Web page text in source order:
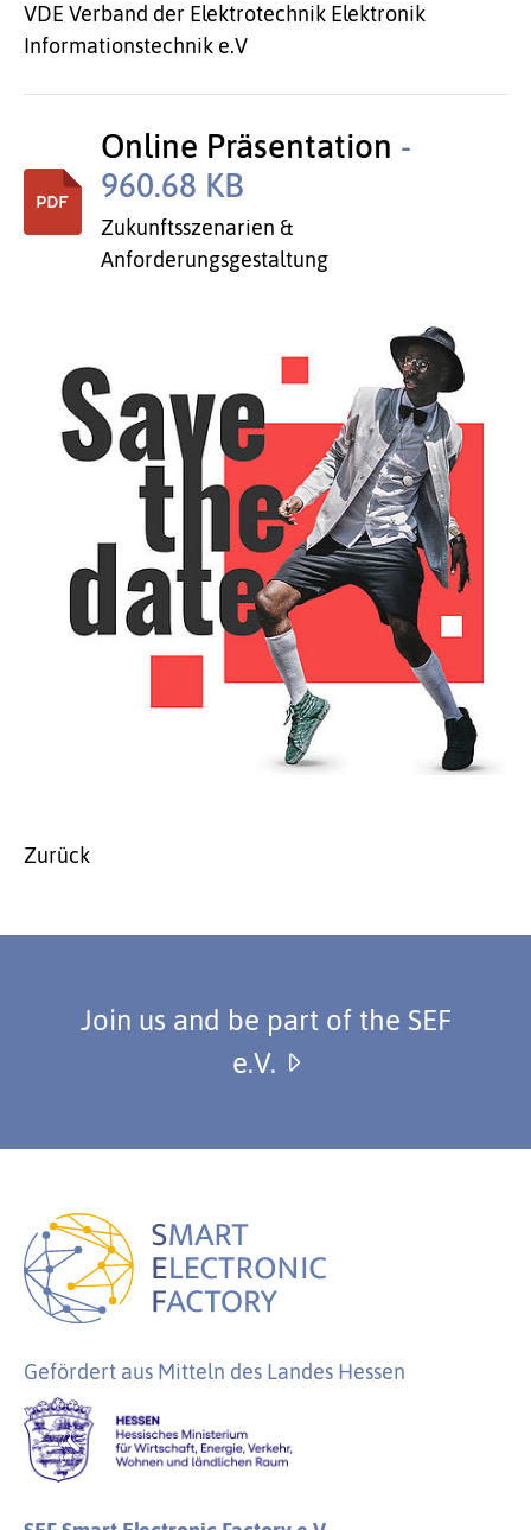
VDE Verband der Elektrotechnik Elektronik
Informationstechnik e.V
Online Präsentation -
960.68 KB
Zukunftsszenarien &
Anforderungsgestaltung
Zurück
Join us and be part of the SEF
e.V.
Gefördert aus Mitteln des Landes Hessen